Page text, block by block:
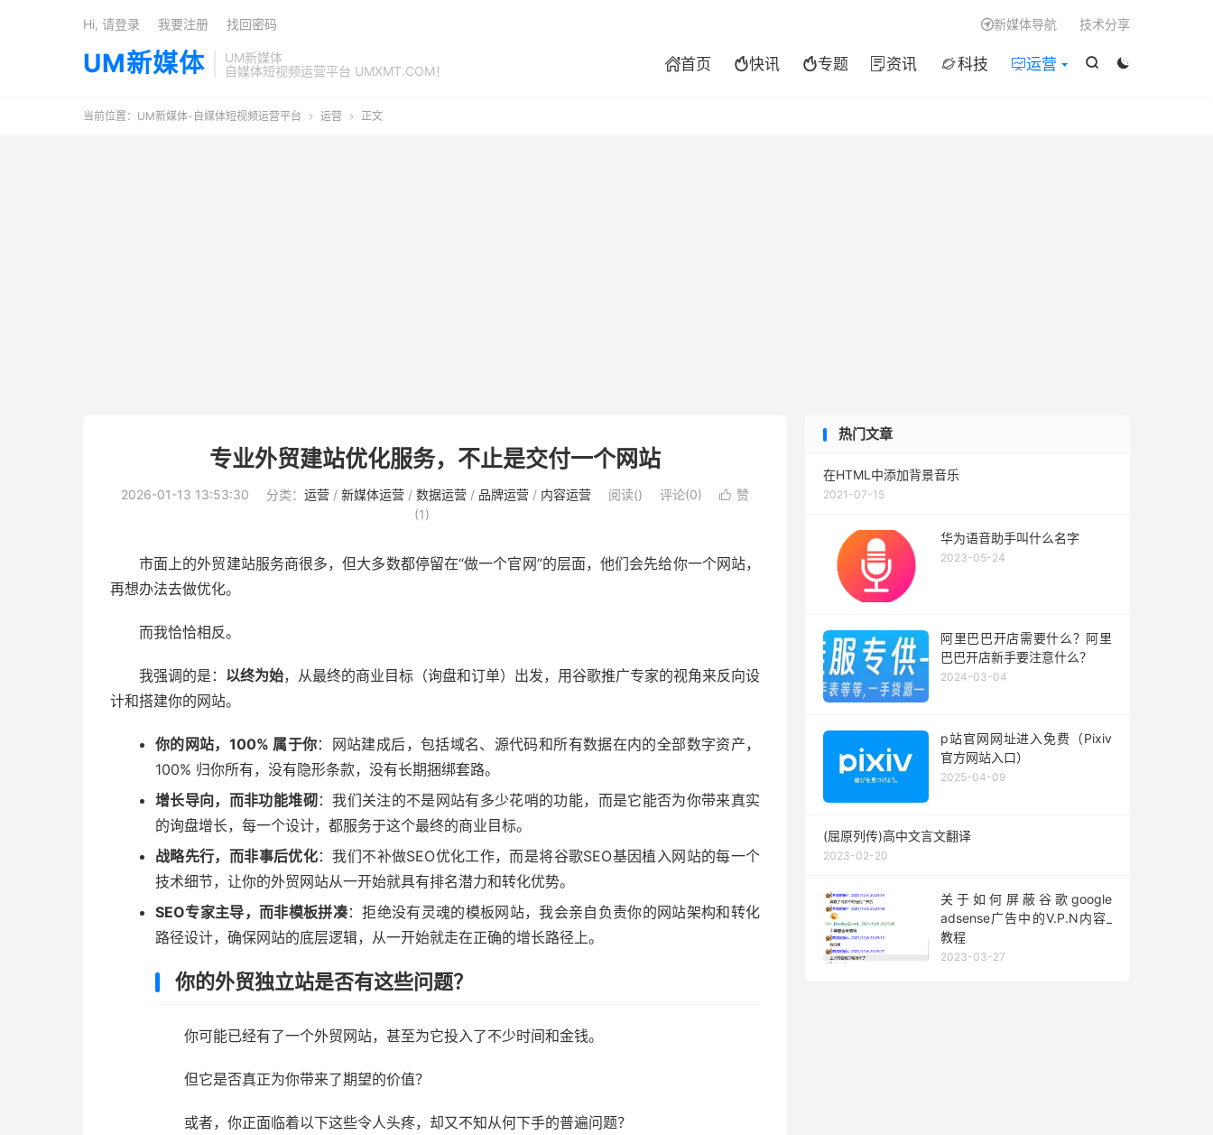
UM新媒体
UM新媒体
自媒体短视频运营平台 UMXMT.COM！


首页 快讯 专题 资讯 科技 运营
新媒体导航 技术分享
Hi, 请登录 我要注册 找回密码
当前位置： UM新媒体-自媒体短视频运营平台  运营  正文
专业外贸建站优化服务，不止是交付一个网站
2026-01-13 13:53:30 分类： 运营 / 新媒体运营 / 数据运营 / 品牌运营 / 内容运营 阅读() 评论(0)  赞
(1)
市面上的外贸建站服务商很多，但大多数都停留在“做一个官网”的层面，他们会先给你一个网站，
再想办法去做优化。
而我恰恰相反。
我强调的是： 以终为始，从最终的商业目标（询盘和订单）出发，用谷歌推广专家的视角来反向设
计和搭建你的网站。
你的网站，100% 属于你：网站建成后，包括域名、源代码和所有数据在内的全部数字资产，
100% 归你所有，没有隐形条款，没有长期捆绑套路。
增长导向，而非功能堆砌：我们关注的不是网站有多少花哨的功能，而是它能否为你带来真实
的询盘增长，每一个设计，都服务于这个最终的商业目标。
战略先行，而非事后优化：我们不补做SEO优化工作，而是将谷歌SEO基因植入网站的每一个
技术细节，让你的外贸网站从一开始就具有排名潜力和转化优势。
SEO专家主导，而非模板拼凑：拒绝没有灵魂的模板网站，我会亲自负责你的网站架构和转化
路径设计，确保网站的底层逻辑，从一开始就走在正确的增长路径上。
你的外贸独立站是否有这些问题？
你可能已经有了一个外贸网站，甚至为它投入了不少时间和金钱。
但它是否真正为你带来了期望的价值？
或者，你正面临着以下这些令人头疼，却又不知从何下手的普遍问题？
热门文章
在HTML中添加背景音乐
2021-07-15
华为语音助手叫什么名字
2023-05-24
阿里巴巴开店需要什么？阿里
巴巴开店新手要注意什么？
2024-03-04
p站官网网址进入免费（Pixiv
官方网站入口）
2025-04-09
(屈原列传)高中文言文翻译
2023-02-20
关于如何屏蔽谷歌google
adsense广告中的V.P.N内容_
教程
2023-03-27